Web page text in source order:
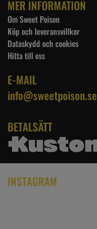
MER INFORMATION
Om Sweet Poison
Köp och leveransvillkor
Dataskydd och cookies
Hitta till oss
E-MAIL
info@sweetpoison.se
BETALSÄTT
INSTAGRAM